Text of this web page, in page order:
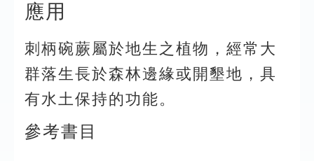
應用
刺柄碗蕨屬於地生之植物，經常大
群落生長於森林邊緣或開墾地，具
有水土保持的功能。
參考書目